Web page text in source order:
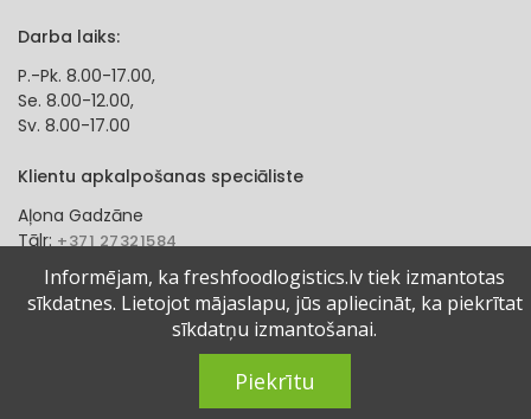
Darba laiks:
P.-Pk. 8.00-17.00,
Se. 8.00-12.00,
Sv. 8.00-17.00
Klientu apkalpošanas speciāliste
Aļona Gadzāne
Tālr:+371 27321584
e-pasts: alona.gadzane@freshfoodlogistics.lv
© 2024 Fresh Food Logistics SIA. Visas tiesības aizsargātas.
Informējam, ka freshfoodlogistics.lv tiek izmantotas
sīkdatnes. Lietojot mājaslapu, jūs apliecināt, ka piekrītat
sīkdatņu izmantošanai.
Piekrītu